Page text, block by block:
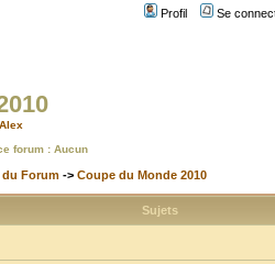
Profil
Se
Alex
forum : Aucun
Forum -> Coupe du Monde 2010
Sujets